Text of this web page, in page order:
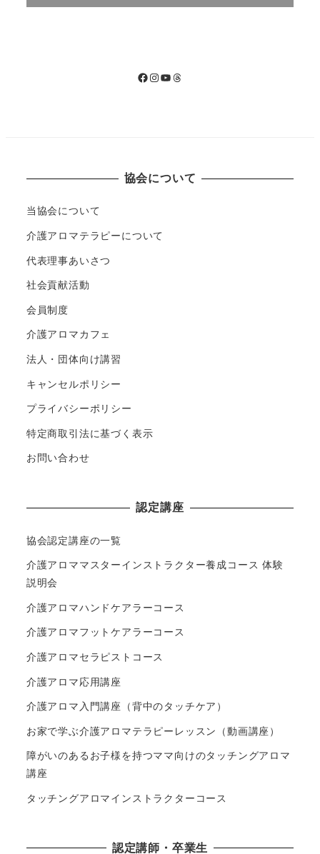
Facebook Instagram YouTube Threads
協会について
当協会について
介護アロマテラピーについて
代表理事あいさつ
社会貢献活動
会員制度
介護アロマカフェ
法人・団体向け講習
キャンセルポリシー
プライバシーポリシー
特定商取引法に基づく表示
お問い合わせ
認定講座
協会認定講座の一覧
介護アロママスターインストラクター養成コース 体験
説明会
介護アロマハンドケアラーコース
介護アロマフットケアラーコース
介護アロマセラピストコース
介護アロマ応用講座
介護アロマ入門講座（背中のタッチケア）
お家で学ぶ介護アロマテラピーレッスン（動画講座）
障がいのあるお子様を持つママ向けのタッチングアロマ
講座
タッチングアロマインストラクターコース
認定講師・卒業生